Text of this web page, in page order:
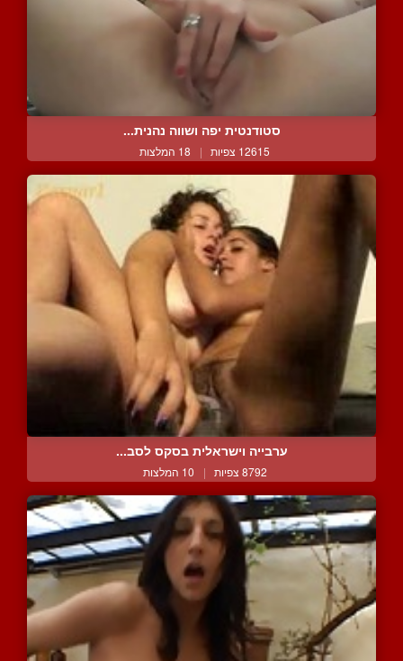
סטודנטית יפה ושווה נהנית...
12615 צפיות | 18 המלצות
ערבייה וישראלית בסקס לסב...
8792 צפיות | 10 המלצות